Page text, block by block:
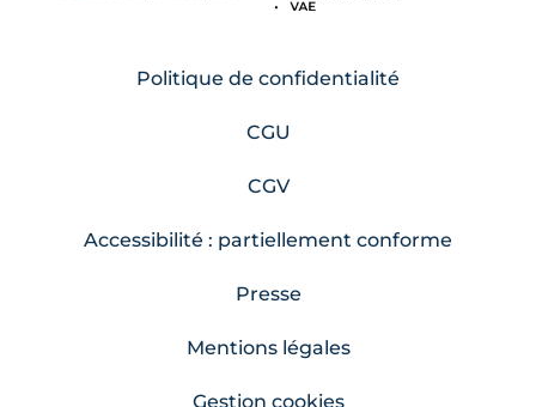
Politique de confidentialité
CGU
CGV
Accessibilité : partiellement conforme
Presse
Mentions légales
Gestion cookies